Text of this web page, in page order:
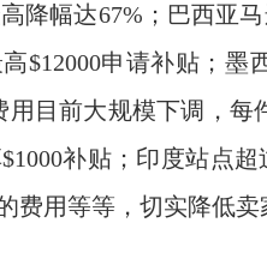
降幅达67%；巴西亚
$12000申请补贴；墨
用目前大规模下调，
补贴；印度站点
费用等等，切实降低卖